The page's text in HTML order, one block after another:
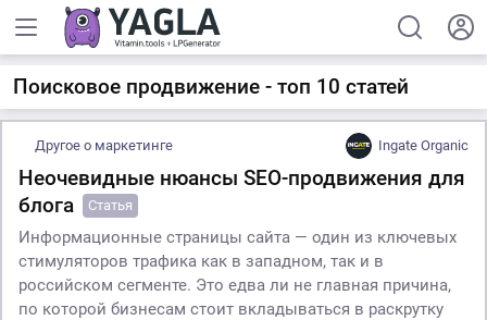
Поисковое продвижение - топ 10 статей
Другое о маркетинге Ingate Organic
Неочевидные нюансы SEO-продвижения для
блога
Статья
Информационные страницы сайта — один из ключевых
стимуляторов трафика как в западном, так и в
российском сегменте. Это едва ли не главная причина,
по которой бизнесам стоит вкладываться в раскрутку